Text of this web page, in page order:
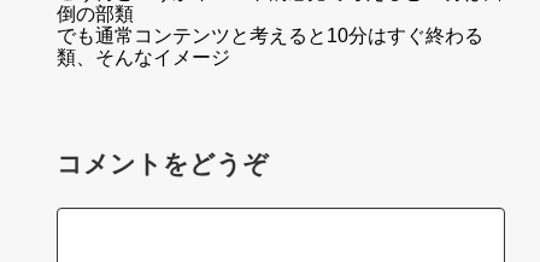
倒の部類
でも通常コンテンツと考えると10分はすぐ終わる
類、そんなイメージ
コメントをどうぞ